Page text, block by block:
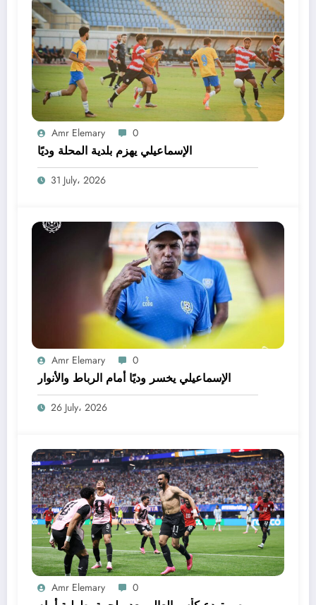
Amr Elemary 0
الإسماعيلي يهزم بلدية المحلة وديًا
31 July، 2026
Amr Elemary 0
الإسماعيلي يخسر وديًا أمام الرباط والأنوار
26 July، 2026
Amr Elemary 0